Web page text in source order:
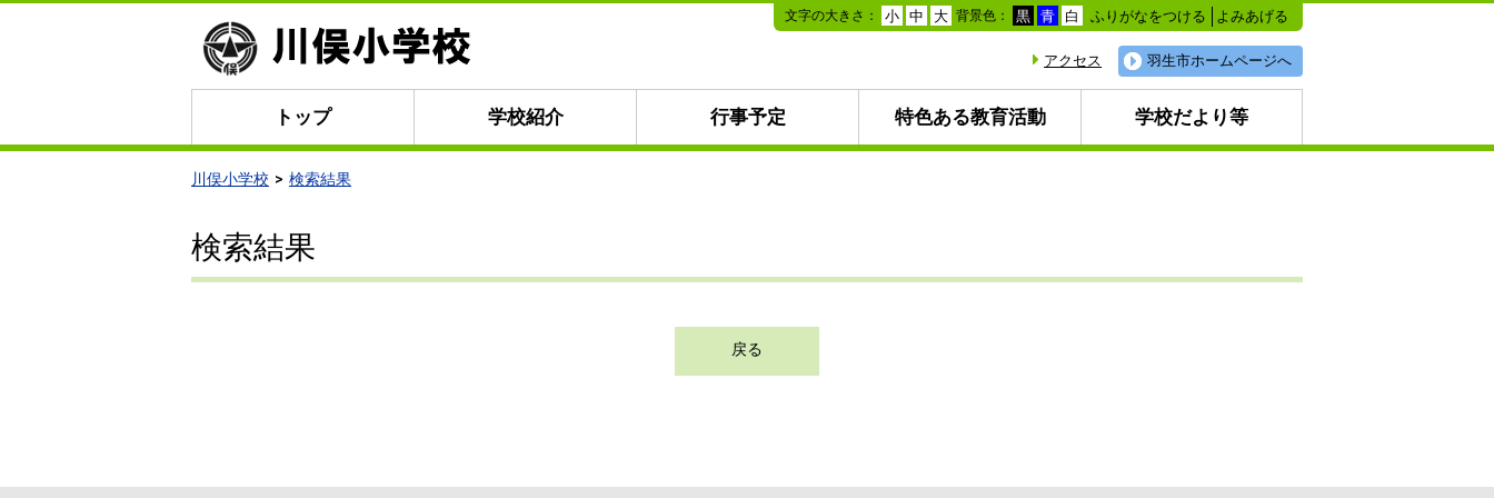
本
文
文字の大きさ： 小 中 大 背景色： 黒 青 白 ふりがなをつける よみあげる
羽生市ホームページへ
アクセス
トップ 学校紹介 行事予定 特色ある教育活動 学校だより等
川俣小学校 検索結果
検索結果
戻る